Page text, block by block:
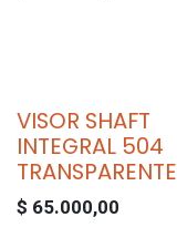
VISOR SHAFT
INTEGRAL 504
TRANSPARENTE
$ 65.000,00